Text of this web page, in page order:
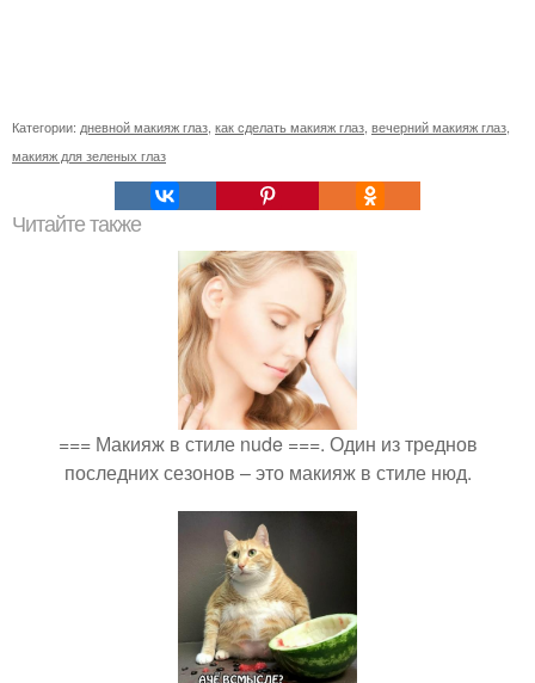
Категории: дневной макияж глаз как сделать макияж глаз вечерний макияж глаз
макияж для зеленых глаз
Читайте также
=== Макияж в стиле nude ===. Один из треднов
последних сезонов – это макияж в стиле нюд.